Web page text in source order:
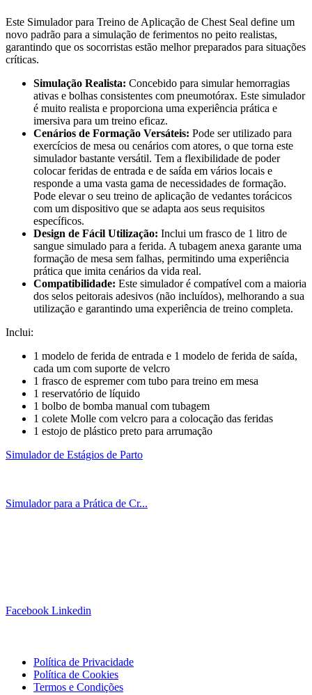
Este Simulador para Treino de Aplicação de Chest Seal define um
novo padrão para a simulação de ferimentos no peito realistas,
garantindo que os socorristas estão melhor preparados para situações
críticas.
Simulação Realista: Concebido para simular hemorragias
ativas e bolhas consistentes com pneumotórax. Este simulador
é muito realista e proporciona uma experiência prática e
imersiva para um treino eficaz.
Cenários de Formação Versáteis: Pode ser utilizado para
exercícios de mesa ou cenários com atores, o que torna este
simulador bastante versátil. Tem a flexibilidade de poder
colocar feridas de entrada e de saída em vários locais e
responde a uma vasta gama de necessidades de formação.
Pode elevar o seu treino de aplicação de vedantes torácicos
com um dispositivo que se adapta aos seus requisitos
específicos.
Design de Fácil Utilização: Inclui um frasco de 1 litro de
sangue simulado para a ferida. A tubagem anexa garante uma
formação de mesa sem falhas, permitindo uma experiência
prática que imita cenários da vida real.
Compatibilidade: Este simulador é compatível com a maioria
dos selos peitorais adesivos (não incluídos), melhorando a sua
utilização e garantindo uma experiência de treino completa.
Inclui:
1 modelo de ferida de entrada e 1 modelo de ferida de saída,
cada um com suporte de velcro
1 frasco de espremer com tubo para treino em mesa
1 reservatório de líquido
1 bolbo de bomba manual com tubagem
1 colete Molle com velcro para a colocação das feridas
1 estojo de plástico preto para arrumação
Simulador de Estágios de Parto
Simulador para a Prática de Cr...
Facebook Linkedin
Política de Privacidade
Política de Cookies
Termos e Condições